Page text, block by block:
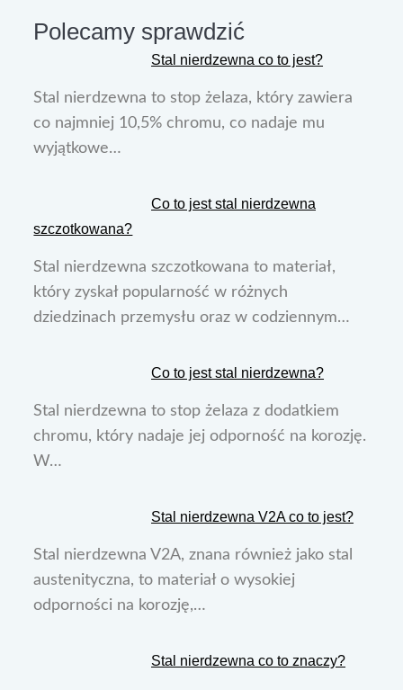
Polecamy sprawdzić
Stal nierdzewna co to jest?
Stal nierdzewna to stop żelaza, który zawiera
co najmniej 10,5% chromu, co nadaje mu
wyjątkowe…
Co to jest stal nierdzewna
szczotkowana?
Stal nierdzewna szczotkowana to materiał,
który zyskał popularność w różnych
dziedzinach przemysłu oraz w codziennym…
Co to jest stal nierdzewna?
Stal nierdzewna to stop żelaza z dodatkiem
chromu, który nadaje jej odporność na korozję.
W…
Stal nierdzewna V2A co to jest?
Stal nierdzewna V2A, znana również jako stal
austenityczna, to materiał o wysokiej
odporności na korozję,…
Stal nierdzewna co to znaczy?